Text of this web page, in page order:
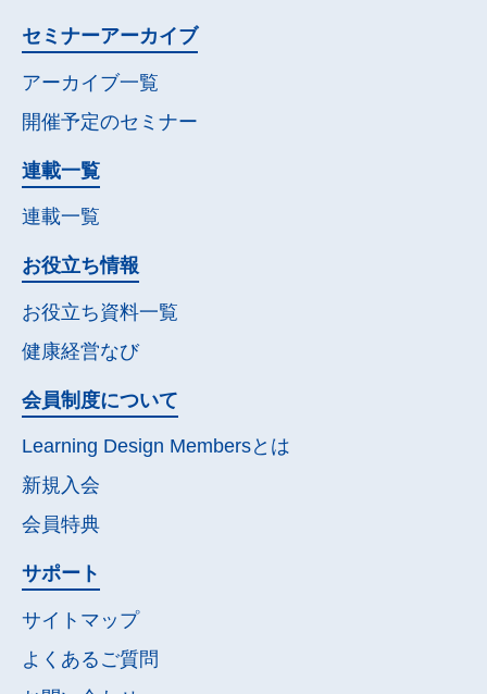
セミナーアーカイブ
アーカイブ一覧
開催予定のセミナー
連載一覧
連載一覧
お役立ち情報
お役立ち資料一覧
健康経営なび
会員制度について
Learning Design Membersとは
新規入会
会員特典
サポート
サイトマップ
よくあるご質問